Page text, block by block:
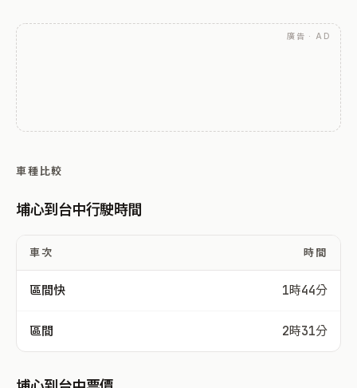
廣告 · AD
車種比較
埔心到台中行駛時間
車次 時間
區間快 1時44分
區間 2時31分